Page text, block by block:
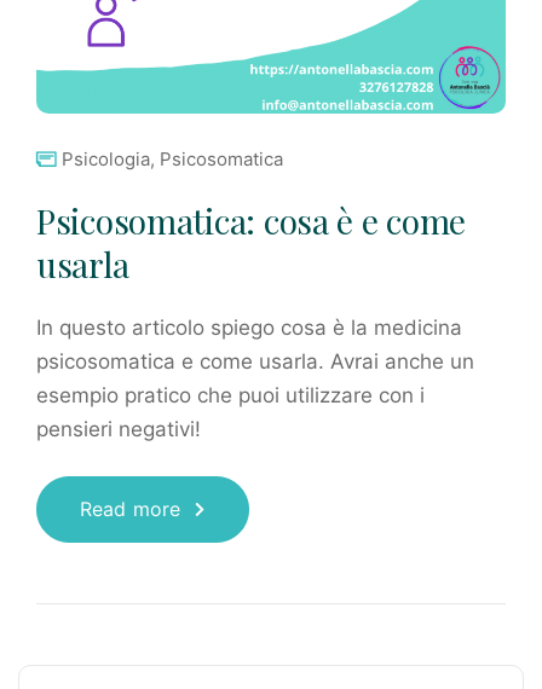
Psicologia, Psicosomatica
Psicosomatica: cosa è e come
usarla
In questo articolo spiego cosa è la medicina
psicosomatica e come usarla. Avrai anche un
esempio pratico che puoi utilizzare con i
pensieri negativi!
Read more